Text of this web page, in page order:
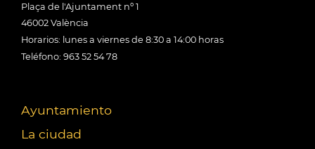
Plaça de l'Ajuntament nº 1
46002 València
Horarios: lunes a viernes de 8:30 a 14:00 horas
Teléfono: 963 52 54 78
Ayuntamiento
La ciudad